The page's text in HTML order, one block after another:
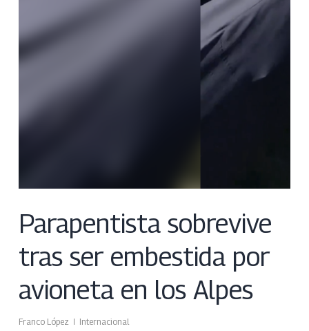
Parapentista sobrevive
tras ser embestida por
avioneta en los Alpes
Franco López Internacional